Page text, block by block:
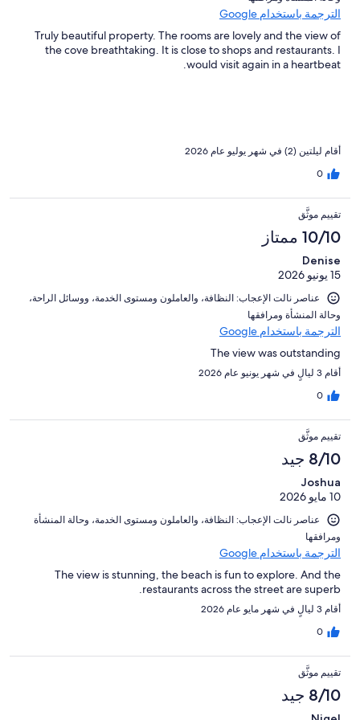
الترجمة باستخدام Google
Truly beautiful property. The rooms are lovely and the view of
the cove breathtaking. It is close to shops and restaurants. I
would visit again in a heartbeat.
أقام ليلتين (2) في شهر يوليو عام 2026
0
تقييم موثَّق
10/10 ممتاز
Denise
15 يونيو 2026
عناصر نالت الإعجاب: ⁦النظافة⁩، و⁦العاملون ومستوى الخدمة⁩، و⁦وسائل الراحة⁩،
و⁦حالة المنشأة ومرافقها⁩
الترجمة باستخدام Google
The view was outstanding
أقام 3 ليالٍ في شهر يونيو عام 2026
0
تقييم موثَّق
8/10 جيد
Joshua
10 مايو 2026
عناصر نالت الإعجاب: ⁦النظافة⁩، و⁦العاملون ومستوى الخدمة⁩، و⁦حالة المنشأة
ومرافقها⁩
الترجمة باستخدام Google
The view is stunning, the beach is fun to explore. And the
restaurants across the street are superb.
أقام 3 ليالٍ في شهر مايو عام 2026
0
تقييم موثَّق
8/10 جيد